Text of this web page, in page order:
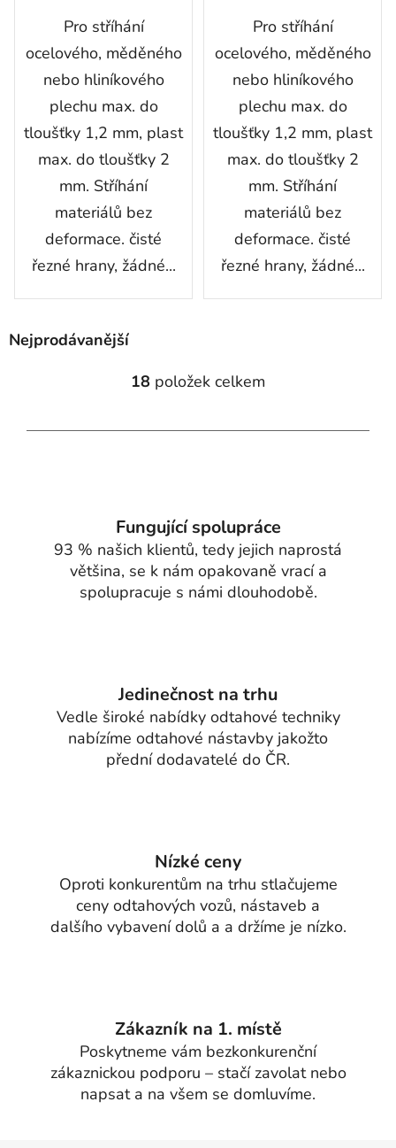
Pro stříhání
ocelového, měděného
nebo hliníkového
plechu max. do
tloušťky 1,2 mm, plast
max. do tloušťky 2
mm. Stříhání
materiálů bez
deformace. čisté
řezné hrany, žádné...
Pro stříhání
ocelového, měděného
nebo hliníkového
plechu max. do
tloušťky 1,2 mm, plast
max. do tloušťky 2
mm. Stříhání
materiálů bez
deformace. čisté
řezné hrany, žádné...
Nejprodávanější
O
l
í
p
r
v
k
i
s
u
18 položek celkem
Fungující spolupráce
93 % našich klientů, tedy jejich naprostá
většina, se k nám opakovaně vrací a
spolupracuje s námi dlouhodobě.
Jedinečnost na trhu
Vedle široké nabídky odtahové techniky
nabízíme odtahové nástavby jakožto
přední dodavatelé do ČR.
Nízké ceny
Oproti konkurentům na trhu stlačujeme
ceny odtahových vozů, nástaveb a
dalšího vybavení dolů a a držíme je nízko.
Zákazník na 1. místě
Poskytneme vám bezkonkurenční
zákaznickou podporu – stačí zavolat nebo
napsat a na všem se domluvíme.